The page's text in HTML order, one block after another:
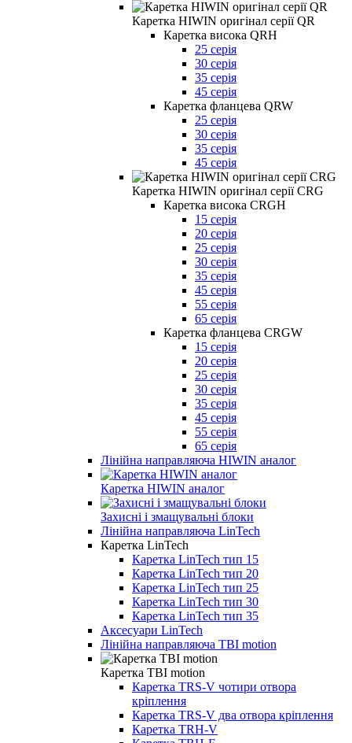
Каретка HIWIN оригінал серії QR
Каретка висока QRH
25 серія
30 серія
35 серія
45 серія
Каретка фланцева QRW
25 серія
30 серія
35 серія
45 серія
Каретка HIWIN оригінал серії CRG
Каретка висока CRGH
15 серія
20 серія
25 серія
30 серія
35 серія
45 серія
55 серія
65 серія
Каретка фланцева CRGW
15 серія
20 серія
25 серія
30 серія
35 серія
45 серія
55 серія
65 серія
Лінійна направляюча HIWIN аналог
Каретка HIWIN аналог
Захисні і змащувальні блоки
Лінійна направляюча LinTech
Каретка LinTech
Каретка LinTech тип 15
Каретка LinTech тип 20
Каретка LinTech тип 25
Каретка LinTech тип 30
Каретка LinTech тип 35
Аксесуари LinTech
Лінійна направляюча TBI motion
Каретка TBI motion
Каретка TRS-V чотири отвора
кріплення
Каретка TRS-V два отвора кріплення
Каретка TRH-V